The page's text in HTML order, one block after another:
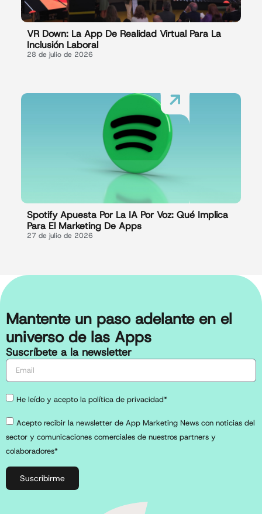
VR Down: La App De Realidad Virtual Para La
Inclusión Laboral
28 de julio de 2026
Spotify Apuesta Por La IA Por Voz: Qué Implica
Para El Marketing De Apps
27 de julio de 2026
Mantente un paso adelante en el
universo de las Apps
Suscríbete a la newsletter
He leído y acepto la política de privacidad*
Acepto recibir la newsletter de App Marketing News con noticias del
sector y comunicaciones comerciales de nuestros partners y
colaboradores*
Suscribirme